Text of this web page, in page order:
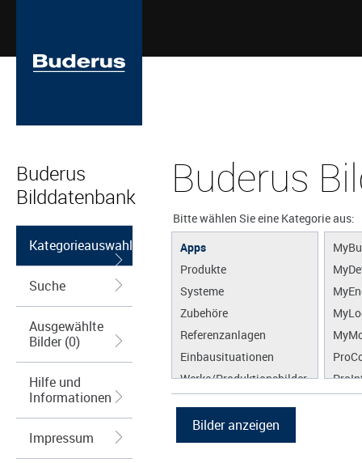
Buderus
Bilddatenbank
Kategorieauswahl
Suche
Ausgewählte
Bilder (0)
Hilfe und
Informationen
Impressum
Buderus
Bitte wählen Sie eine Kategorie aus:
Apps
Produkte
Systeme
Zubehöre
Referenzanlagen
Einbausituationen
Werke/Produktionsbilder
Grafiken